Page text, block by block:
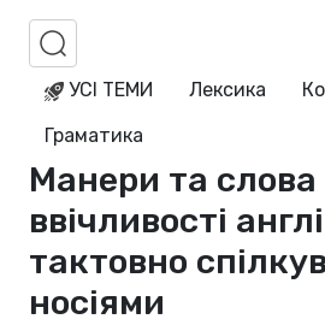
УСІ ТЕМИ Лексика
Граматика
Манери та слова
ввічливості
тактовно
носіями